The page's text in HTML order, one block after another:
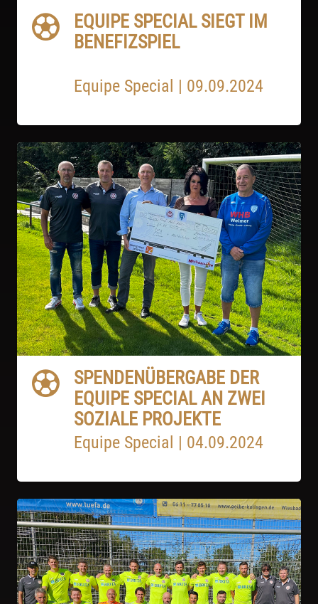
EQUIPE SPECIAL SIEGT IM
BENEFIZSPIEL
Equipe Special | 09.09.2024
SPENDENÜBERGABE DER
EQUIPE SPECIAL AN ZWEI
SOZIALE PROJEKTE
Equipe Special | 04.09.2024